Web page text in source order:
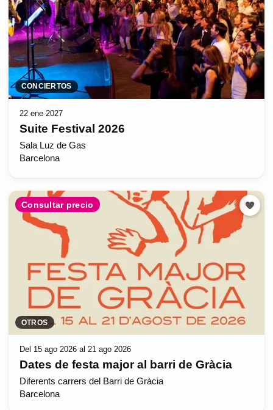
CONCIERTOS
22 ene 2027
Suite Festival 2026
Sala Luz de Gas
Barcelona
Consultar precio
OTROS
Del 15 ago 2026 al 21 ago 2026
Dates de festa major al barri de Gràcia
Diferents carrers del Barri de Gràcia
Barcelona